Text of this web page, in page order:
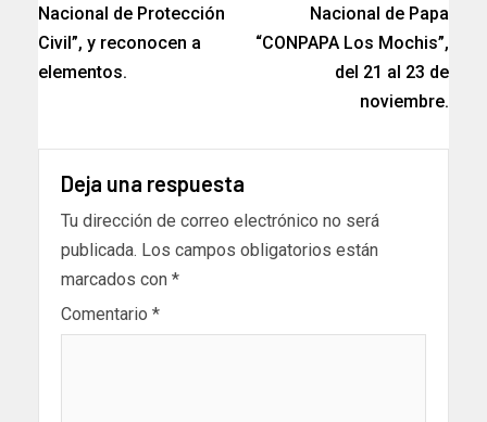
Nacional de Protección
Civil”, y reconocen a
elementos.
Nacional de Papa
“CONPAPA Los Mochis”,
del 21 al 23 de
noviembre.
Deja una respuesta
Tu dirección de correo electrónico no será
publicada. Los campos obligatorios están
marcados con *
Comentario *